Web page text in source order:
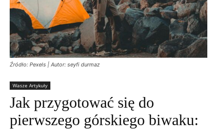
Źródło: Pexels | Autor: seyfi durmaz
Wasze Artykuły
Jak przygotować się do
pierwszego górskiego biwaku: